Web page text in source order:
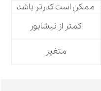
ممکن است کدرتر باشد
کمتر از نیشابور
متغیر